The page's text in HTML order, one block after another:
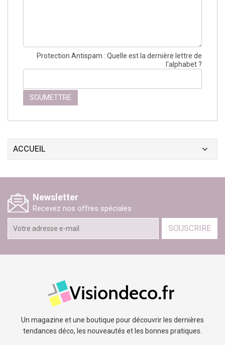
Protection Antispam : Quelle est la dernière lettre de
l'alphabet ?
ACCUEIL
Newsletter
Recevez nos offres spéciales
SOUSCRIRE
Un magazine et une boutique pour découvrir les dernières
tendances déco, les nouveautés et les bonnes pratiques.